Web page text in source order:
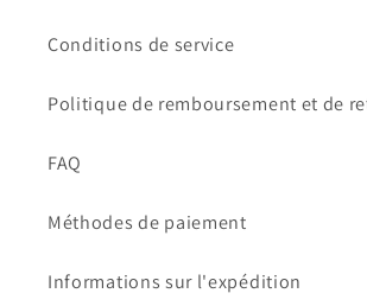
Conditions de service
Politique de remboursement et de
FAQ
Méthodes de paiement
Informations sur l'expédition